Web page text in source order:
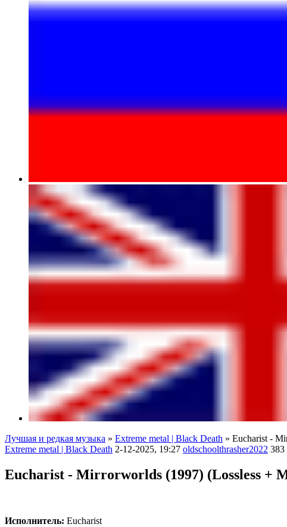
Лучшая и редкая музыка » Extreme metal | Black Death » Eucharist -
Extreme metal | Black Death 2-12-2025, 19:27 oldschoolthrasher2022 383
Eucharist - Mirrorworlds (1997) (Lossless +
Исполнитель: Eucharist